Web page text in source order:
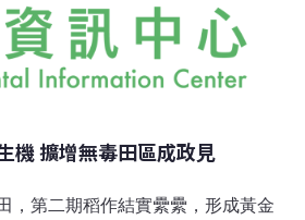
廠成電影場景 北市長3候選人
機 擴增無毒田區成政見
，第二期稻作結實纍纍，形成黃金